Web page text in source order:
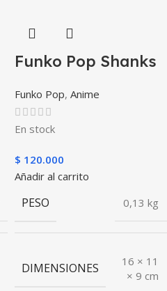
Funko Pop Shanks
Funko Pop, Anime
En stock
$ 120.000
Añadir al carrito
PESO 0,13 kg
DIMENSIONES
16 × 11
× 9 cm